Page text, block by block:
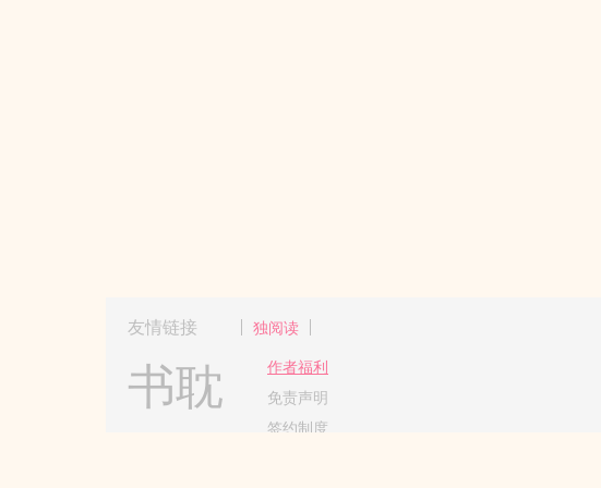
友情链接 独阅读
书耽
作者福利
免责声明
签约制度